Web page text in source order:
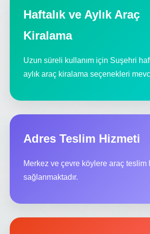
Haftalık ve Aylık Araç
Kiralama
Uzun süreli kullanım için Suşehri
aylık araç kiralama seçenekleri
Adres Teslim Hizmeti
Merkez ve çevre köylere araç teslim
sağlanmaktadır.